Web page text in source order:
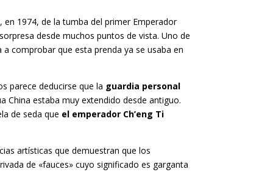
en 1974, de la tumba del primer Emperador
desde muchos puntos de vista. Uno de
a comprobar que esta prenda ya se usaba en
parece deducirse que la guardia personal
China estaba muy extendido desde antiguo.
de seda que el emperador Ch’eng Ti
artísticas que demuestran que los
de «fauces» cuyo significado es garganta